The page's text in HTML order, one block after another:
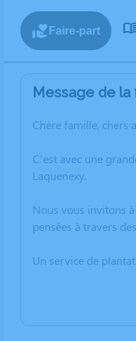
Faire-part
Message de la
Chère famille, chers
C’est avec une
Laquenexy.
Nous vous invitons
pensées à travers
Un service de